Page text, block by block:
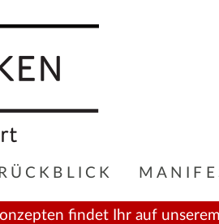
RÜCKBLICK
findet Ihr auf